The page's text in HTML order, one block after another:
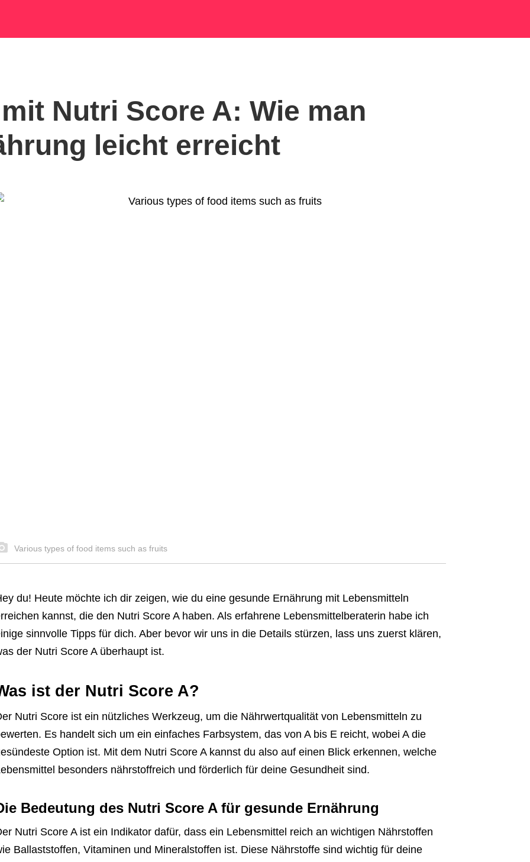
Nutri Score A: Wie man
leicht erreicht
Various types of food items such as fruits
du! Heute möchte ich dir zeigen, wie du eine gesunde Ernährung mit Lebensmitteln
kannst, die den Nutri Score A haben. Als erfahrene Lebensmittelberaterin habe ich
sinnvolle Tipps für dich. Aber bevor wir uns in die Details stürzen, lass uns zuerst klären,
der Nutri Score A überhaupt ist.
ist der Nutri Score A?
Nutri Score ist ein nützliches Werkzeug, um die Nährwertqualität von Lebensmitteln zu
Es handelt sich um ein einfaches Farbsystem, das von A bis E reicht, wobei A die
Option ist. Mit dem Nutri Score A kannst du also auf einen Blick erkennen, welche
besonders nährstoffreich und förderlich für deine Gesundheit sind.
Bedeutung des Nutri Score A für gesunde Ernährung
Nutri Score A ist ein Indikator dafür, dass ein Lebensmittel reich an wichtigen Nährstoffen
Ballaststoffen, Vitaminen und Mineralstoffen ist. Diese Nährstoffe sind wichtig für deine